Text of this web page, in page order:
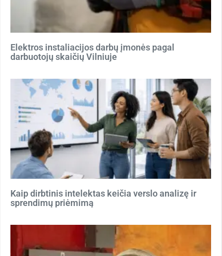
Elektros instaliacijos darbų įmonės pagal
darbuotojų skaičių Vilniuje
Kaip dirbtinis intelektas keičia verslo analizę ir
sprendimų priėmimą